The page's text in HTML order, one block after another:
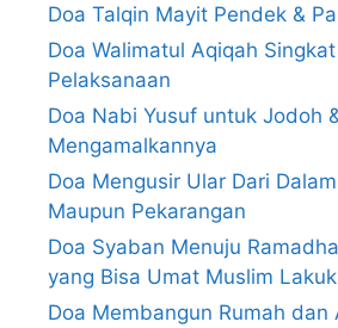
Doa Talqin Mayit Pendek &
Doa Walimatul Aqiqah
Pelaksanaan
Doa Nabi Yusuf untuk Jodoh
Mengamalkannya
Doa Mengusir Ular Dari
Maupun Pekarangan
Doa Syaban Menuju
yang Bisa Umat Muslim
Doa Membangun Rumah dan